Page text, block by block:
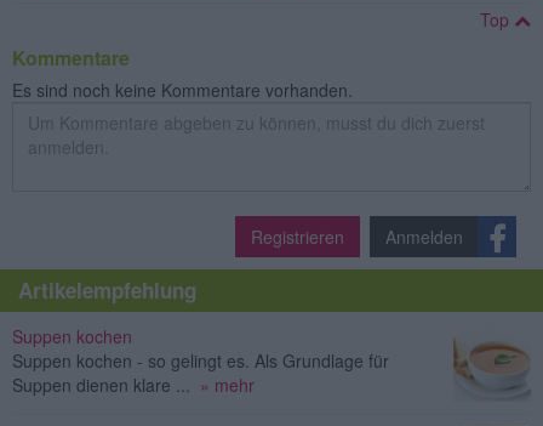
Top
Kommentare
Es sind noch keine Kommentare vorhanden.
Registrieren Anmelden
Artikelempfehlung
Suppen kochen
Suppen kochen - so gelingt es. Als Grundlage für
Suppen dienen klare ... » mehr